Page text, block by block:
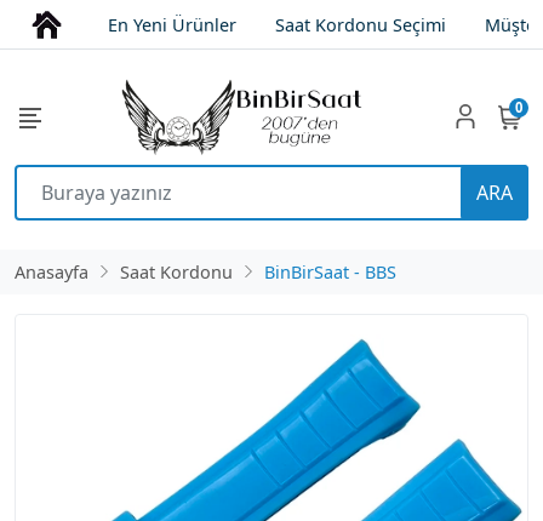
En Yeni Ürünler Saat Kordonu Seçimi
ARA
0
Anasayfa Saat Kordonu BinBirSaat - BBS